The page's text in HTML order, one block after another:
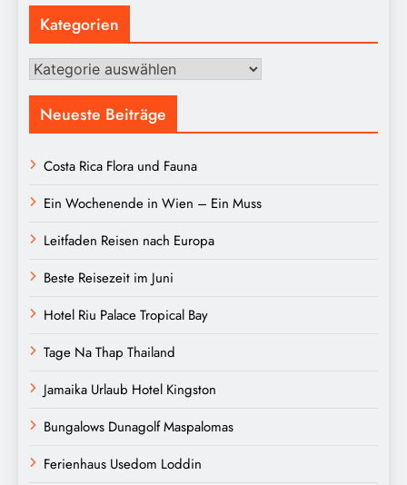
Kategorien
Kategorien
Neueste Beiträge
Costa Rica Flora und Fauna
Ein Wochenende in Wien – Ein Muss
Leitfaden Reisen nach Europa
Beste Reisezeit im Juni
Hotel Riu Palace Tropical Bay
Tage Na Thap Thailand
Jamaika Urlaub Hotel Kingston
Bungalows Dunagolf Maspalomas
Ferienhaus Usedom Loddin